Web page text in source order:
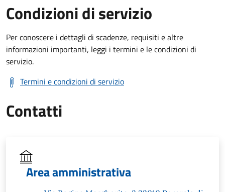
Condizioni di servizio
Per conoscere i dettagli di scadenze, requisiti e altre
informazioni importanti, leggi i termini e le condizioni di
servizio.
Termini e condizioni di servizio
Contatti
Area amministrativa